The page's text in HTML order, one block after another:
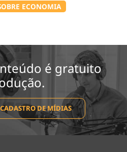
ECONOMIA
é gratuito
CADASTRO DE MÍDIAS